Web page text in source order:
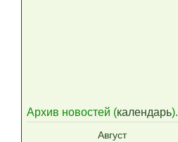
Архив новостей (календарь).
Август